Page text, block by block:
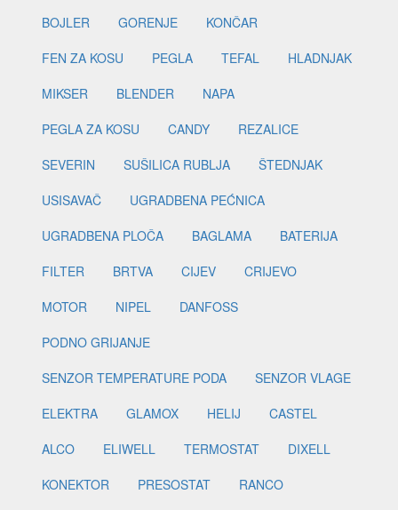
BOJLER
GORENJE
KONČAR
FEN ZA KOSU
PEGLA TEFAL
HLADNJAK
MIKSER
BLENDER
NAPA
PEGLA ZA KOSU
CANDY
REZALICE
SEVERIN
SUŠILICA RUBLJA
ŠTEDNJAK
USISAVAČ
UGRADBENA PEĆNICA
UGRADBENA PLOČA
BAGLAMA
BATERIJA
FILTER
BRTVA CIJEV
CRIJEVO
MOTOR
NIPEL
DANFOSS
PODNO GRIJANJE
SENZOR TEMPERATURE PODA
SENZOR VLAGE
ELEKTRA
GLAMOX HELIJ
CASTEL
ALCO
ELIWELL TERMOSTAT
DIXELL
KONEKTOR
PRESOSTAT
RANCO